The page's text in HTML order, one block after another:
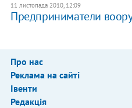
11 листопада 2010, 12:09
Предприниматели
Про нас
Реклама на сайті
Івенти
Редакція